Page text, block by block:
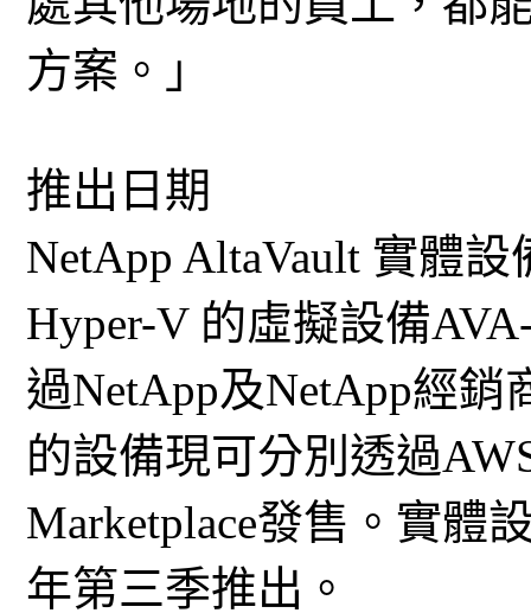
方案。」
推出日期
NetApp AltaVault 實體
Hyper-V 的虛擬設備
過NetApp及NetApp經
的設備現可分別透過
Marketplace發售。實體
年第三季推出。